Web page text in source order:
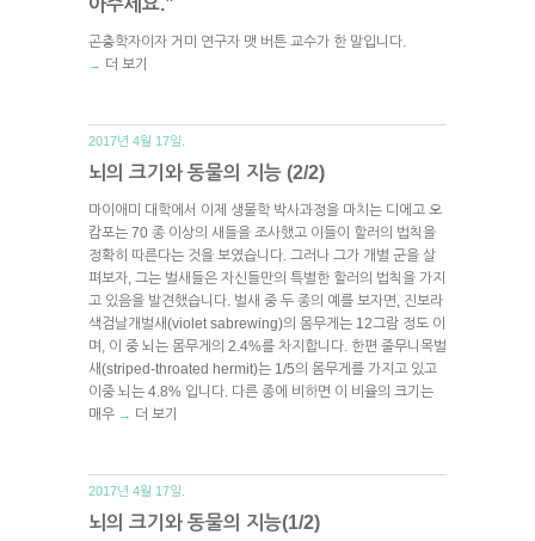
곤충학자이자 거미 연구자 맷 버튼 교수가 한 말입니다.
→ 더 보기
2017년 4월 17일.
뇌의 크기와 동물의 지능 (2/2)
마이애미 대학에서 이제 생물학 박사과정을 마치는 디에고 오
캄포는 70 종 이상의 새들을 조사했고 이들이 할러의 법칙을
정확히 따른다는 것을 보였습니다. 그러나 그가 개별 군을 살
펴보자, 그는 벌새들은 자신들만의 특별한 할러의 법칙을 가지
고 있음을 발견했습니다. 벌새 중 두 종의 예를 보자면, 진보라
색검날개벌새(violet sabrewing)의 몸무게는 12그람 정도 이
며, 이 중 뇌는 몸무게의 2.4%를 차지합니다. 한편 줄무니목벌
새(striped-throated hermit)는 1/5의 몸무게를 가지고 있고
이중 뇌는 4.8% 입니다. 다른 종에 비하면 이 비율의 크기는
매우 → 더 보기
2017년 4월 17일.
뇌의 크기와 동물의 지능(1/2)